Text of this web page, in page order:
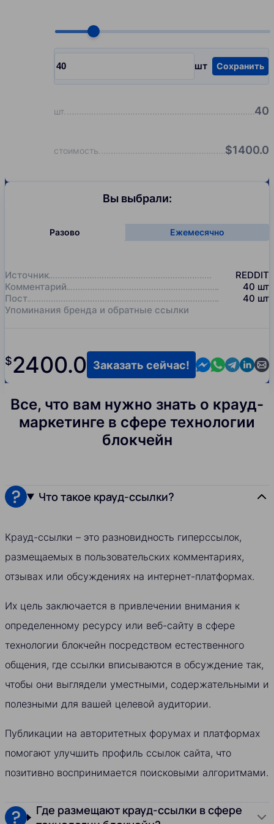
Choose quantity, pcs
шт
Input quantity, pcs Сохранить
шт 40
стоимость $1400.0
Вы выбрали:
Разово Ежемесячно
Источник
REDDIT
Комментарий
40 шт
Пост
40 шт
Упоминания бренда и обратные ссылки
$2400.0 Contact us in
Contact us
Contact
Заказать сейчас!
Все, что вам нужно знать о крауд-
маркетинге в сфере технологии
блокчейн
Что такое крауд-ссылки?
Крауд-ссылки – это разновидность гиперссылок,
размещаемых в пользовательских комментариях,
отзывах или обсуждениях на интернет-платформах.
Их цель заключается в привлечении внимания к
определенному ресурсу или веб-сайту в сфере
технологии блокчейн посредством естественного
общения, где ссылки вписываются в обсуждение так,
чтобы они выглядели уместными, содержательными и
полезными для вашей целевой аудитории.
Публикации на авторитетных форумах и платформах
помогают улучшить профиль ссылок сайта, что
позитивно воспринимается поисковыми алгоритмами.
Где размещают крауд-ссылки в сфере